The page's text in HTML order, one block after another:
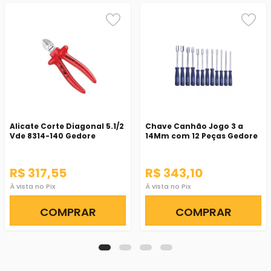
Alicate Corte Diagonal 5.1/2
Vde 8314-140 Gedore
R$ 317,55
À vista no Pix
COMPRAR
Chave Canhão Jogo 3 a
14Mm com 12 Peças Gedore
R$ 343,10
À vista no Pix
COMPRAR